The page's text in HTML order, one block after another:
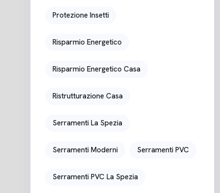
Protezione Insetti
Risparmio Energetico
Risparmio Energetico Casa
Ristrutturazione Casa
Serramenti La Spezia
Serramenti Moderni Serramenti PVC
Serramenti PVC La Spezia